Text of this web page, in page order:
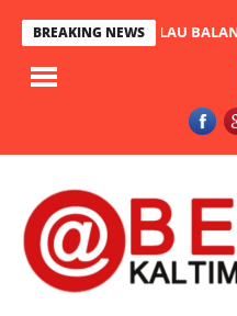
BREAKING NEWS
PULAU BALANG